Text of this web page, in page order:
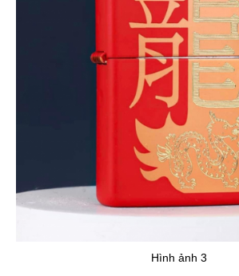
Hình ảnh 3